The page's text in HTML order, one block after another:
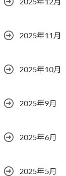
2025年12月
2025年11月
2025年10月
2025年9月
2025年6月
2025年5月